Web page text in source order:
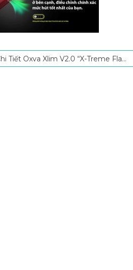
Xlim V2.0 “X-Treme Flavor” Cực Đỉnh – Đầu Pod V2 Có Gì Mới?